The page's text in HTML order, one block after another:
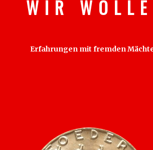
W I R W O L L
Erfahrungen mit fremden